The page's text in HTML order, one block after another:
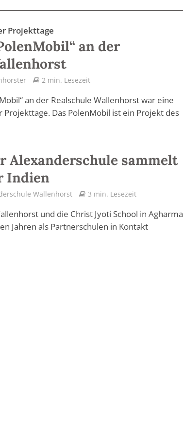
Projekttage
an der
2 min. Lesezeit
an der Realschule Wallenhorst war eine
Das PolenMobil ist ein Projekt des
Alexanderschule sammelt
Indien
Wallenhorst 3 min. Lesezeit
und die Christ Jyoti School in Agharma
Jahren als Partnerschulen in Kontakt